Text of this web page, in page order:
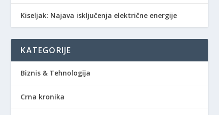
Kiseljak: Najava isključenja električne energije
KATEGORIJE
Biznis & Tehnologija
Crna kronika